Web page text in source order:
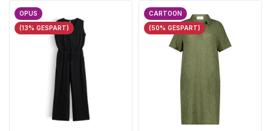
OPUS
(13% GESPART)
CARTOON
(50% GESPART)